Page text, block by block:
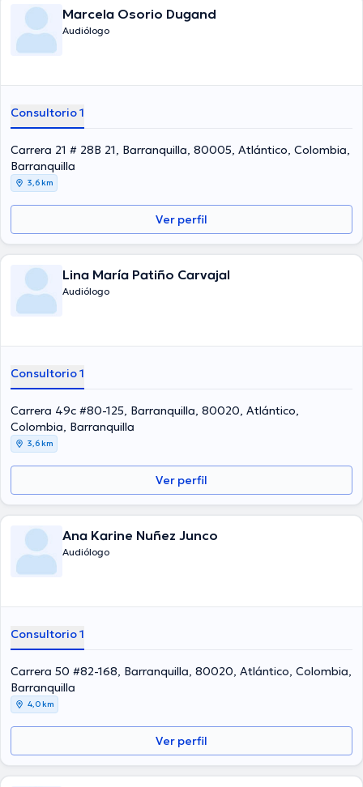
Marcela Osorio Dugand
Audiólogo
Consultorio 1
Carrera 21 # 28B 21, Barranquilla, 80005, Atlántico, Colombia,
Barranquilla
3,6 km
Ver perfil
Lina María Patiño Carvajal
Audiólogo
Consultorio 1
Carrera 49c #80-125, Barranquilla, 80020, Atlántico,
Colombia, Barranquilla
3,6 km
Ver perfil
Ana Karine Nuñez Junco
Audiólogo
Consultorio 1
Carrera 50 #82-168, Barranquilla, 80020, Atlántico, Colombia,
Barranquilla
4,0 km
Ver perfil